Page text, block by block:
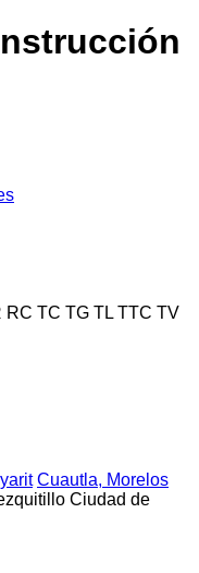
RC TC TG TL TTC TV
Cuautla, Morelos
Ciudad de